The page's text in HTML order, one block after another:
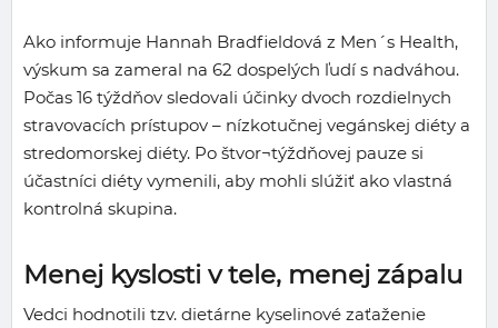
Ako informuje Hannah Bradfieldová z Men´s Health,
výskum sa zameral na 62 dospelých ľudí s nadváhou.
Počas 16 týždňov sledovali účinky dvoch rozdielnych
stravovacích prístupov – nízkotučnej vegánskej diéty a
stredomorskej diéty. Po štvor¬týždňovej pauze si
účastníci diéty vymenili, aby mohli slúžiť ako vlastná
kontrolná skupina.
Menej kyslosti v tele, menej zápalu
Vedci hodnotili tzv. dietárne kyselinové zaťaženie